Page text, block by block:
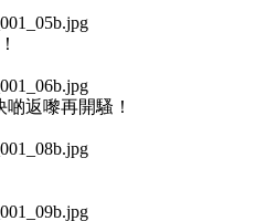
返嚟再開騷！